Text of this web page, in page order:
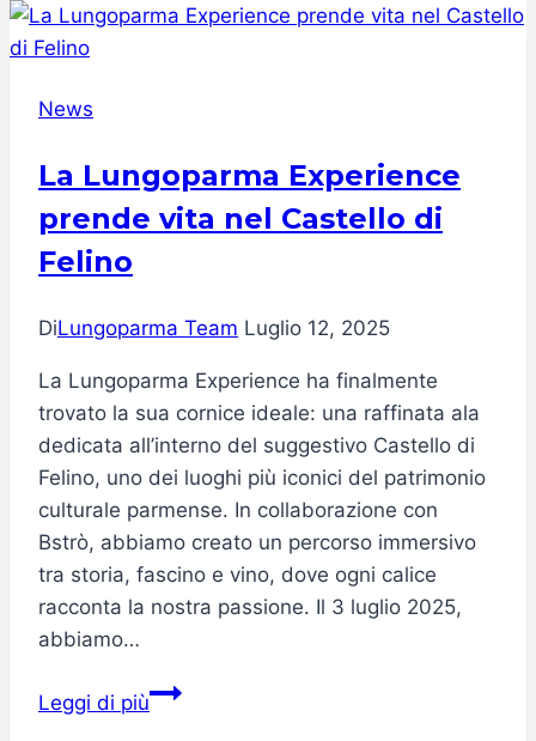
Presso
News
La Lungoparma Experience
prende vita nel Castello di
Felino
DiLungoparma Team Luglio 12, 2025
La Lungoparma Experience ha finalmente
trovato la sua cornice ideale: una raffinata ala
dedicata all’interno del suggestivo Castello di
Felino, uno dei luoghi più iconici del patrimonio
culturale parmense. In collaborazione con
Bstrò, abbiamo creato un percorso immersivo
tra storia, fascino e vino, dove ogni calice
racconta la nostra passione. Il 3 luglio 2025,
abbiamo…
Leggi di piùLa